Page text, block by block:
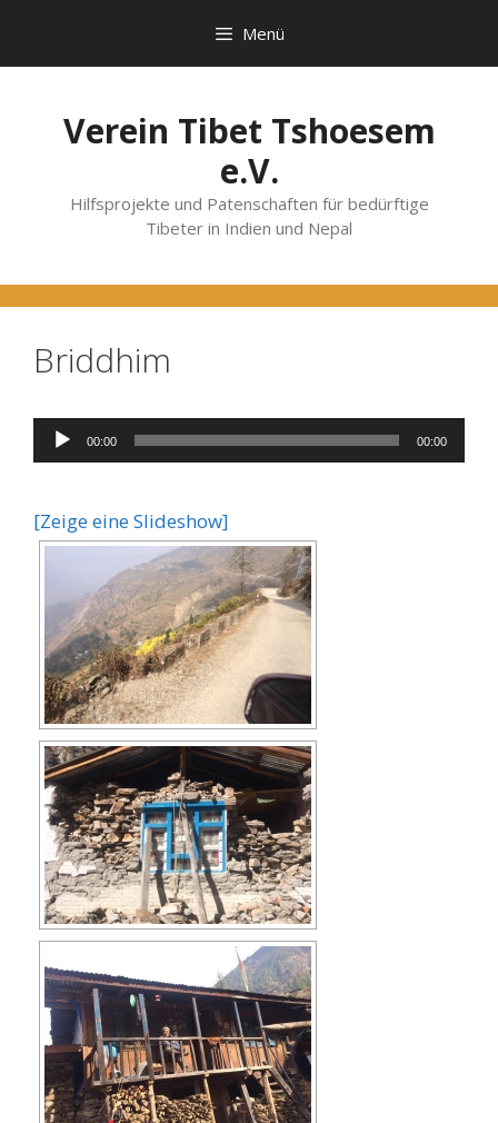
springen
Menü
Verein Tibet Tshoesem
e.V.
Hilfsprojekte und Patenschaften für bedürftige
Tibeter in Indien und Nepal
Briddhim
Audio-
Player
00:00 00:00
[Zeige eine Slideshow]